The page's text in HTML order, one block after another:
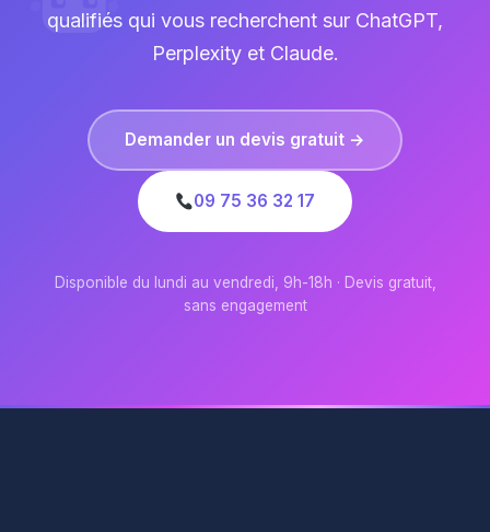
qualifiés qui vous recherchent sur ChatGPT,
Perplexity et Claude.
Demander un devis gratuit →
09 75 36 32 17
Disponible du lundi au vendredi, 9h-18h · Devis gratuit,
sans engagement